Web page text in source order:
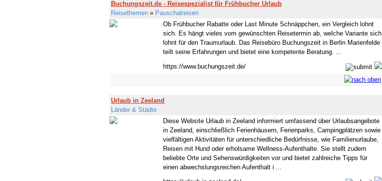
Buchungszeit.de - Reisespezialist für Frühbucher Urlaub
Reisethemen » Pauschalreisen
Ob Frühbucher Rabatte oder Last Minute Schnäppchen, ein Vergleich lohnt
sich. Es hängt vieles vom gewünschten Reisetermin ab, welche Variante sich
lohnt für den Traumurlaub. Das Reisebüro Buchungszeit in Berlin Marienfelde
teilt seine Erfahrungen und bietet eine kompetente Beratung. ...
https://www.buchungszeit.de/
Urlaub in Zeeland
Länder & Städte
Diese Website Urlaub in Zeeland informiert umfassend über Urlaubsangebote
in Zeeland, einschließlich Ferienhäusern, Ferienparks, Campingplätzen sowie
vielfältigen Aktivitäten für unterschiedliche Bedürfnisse, wie Familienurlaube,
Reisen mit Hund oder erholsame Wellness-Aufenthalte. Sie stellt zudem
beliebte Orte und Sehenswürdigkeiten vor und bietet zahlreiche Tipps für
einen abwechslungsreichen Aufenthalt i ...